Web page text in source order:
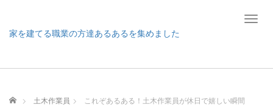
T
l
家を建てる職業の方達あるあるを集めました
ホーム 土木作業員 これぞあるある！土木作業員が休日で嬉しい瞬間